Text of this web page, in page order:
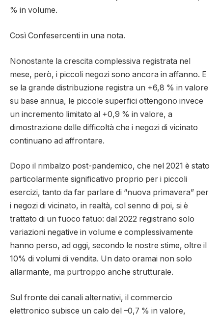
% in volume.
Così Confesercenti in una nota.
Nonostante la crescita complessiva registrata nel
mese, però, i piccoli negozi sono ancora in affanno. E
se la grande distribuzione registra un +6,8 % in valore
su base annua, le piccole superfici ottengono invece
un incremento limitato al +0,9 % in valore, a
dimostrazione delle difficoltà che i negozi di vicinato
continuano ad affrontare.
Dopo il rimbalzo post-pandemico, che nel 2021 è stato
particolarmente significativo proprio per i piccoli
esercizi, tanto da far parlare di “nuova primavera” per
i negozi di vicinato, in realtà, col senno di poi, si è
trattato di un fuoco fatuo: dal 2022 registrano solo
variazioni negative in volume e complessivamente
hanno perso, ad oggi, secondo le nostre stime, oltre il
10% di volumi di vendita. Un dato oramai non solo
allarmante, ma purtroppo anche strutturale.
Sul fronte dei canali alternativi, il commercio
elettronico subisce un calo del –0,7 % in valore,